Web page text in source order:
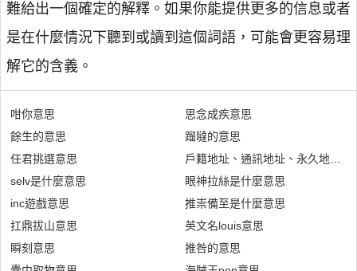
難給出一個確定的解釋。如果你能提供更多的信息或者
是在什麼情況下聽到或讀到這個詞語，可能會更容易理
解它的含義。
咁你意思
餘生的意思
任君挑選意思
selv是什麼意思
inc遊戲意思
扛鼎拔山意思
瞬刻意思
思念成疾意思
蹓噠的意思
戶籍地址、通訊地址、永久地址是
眼神拉絲是什麼意思
推崇備至是什麼意思
英文名louis意思
推咎的意思